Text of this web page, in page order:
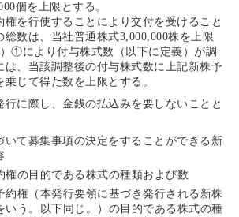
個を上限とする。
権を行使することにより交付を受けること
総数は、当社普通株式3,000,000株を上限
①により付与株式数（以下に定義）が調
は、当該調整後の付与株式数に上記新株予
じて得た数を上限とする。
行に際し、金銭の払込みを要しないことと
いて募集事項の決定をすることができる新
権の目的である株式の種類および数
約権（本発行要領に基づき発行される新株
いう。以下同じ。）の目的である株式の種